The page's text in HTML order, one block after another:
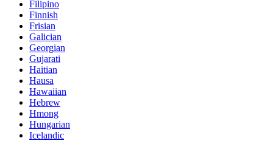
Filipino
Finnish
Frisian
Galician
Georgian
Gujarati
Haitian
Hausa
Hawaiian
Hebrew
Hmong
Hungarian
Icelandic